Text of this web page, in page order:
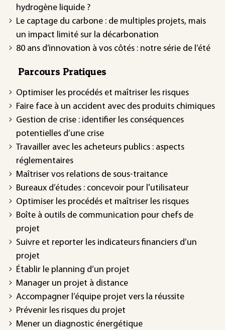
hydrogène liquide ?
Le captage du carbone : de multiples projets, mais
un impact limité sur la décarbonation
80 ans d’innovation à vos côtés : notre série de l’été
Parcours Pratiques
Optimiser les procédés et maîtriser les risques
Faire face à un accident avec des produits chimiques
Gestion de crise : identifier les conséquences
potentielles d’une crise
Travailler avec les acheteurs publics : aspects
réglementaires
Maîtriser vos relations de sous-traitance
Bureaux d’études : concevoir pour l'utilisateur
Optimiser les procédés et maîtriser les risques
Boîte à outils de communication pour chefs de
projet
Suivre et reporter les indicateurs financiers d’un
projet
Établir le planning d’un projet
Manager un projet à distance
Accompagner l’équipe projet vers la réussite
Prévenir les risques du projet
Mener un diagnostic énergétique